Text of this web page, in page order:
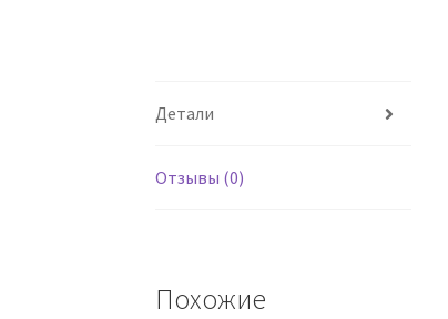
Детали
Отзывы (0)
Похожие